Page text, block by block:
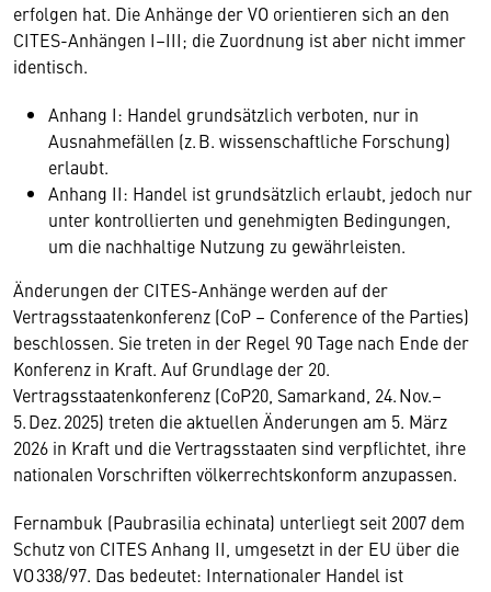
erfolgen hat. Die Anhänge der VO orientieren sich an den
CITES-Anhängen I–III; die Zuordnung ist aber nicht immer
identisch.
Anhang I: Handel grundsätzlich verboten, nur in
Ausnahmefällen (z. B. wissenschaftliche Forschung)
erlaubt.
Anhang II: Handel ist grundsätzlich erlaubt, jedoch nur
unter kontrollierten und genehmigten Bedingungen,
um die nachhaltige Nutzung zu gewährleisten.
Änderungen der CITES-Anhänge werden auf der
Vertragsstaatenkonferenz (CoP – Conference of the Parties)
beschlossen. Sie treten in der Regel 90 Tage nach Ende der
Konferenz in Kraft. Auf Grundlage der 20.
Vertragsstaatenkonferenz (CoP20, Samarkand, 24. Nov.–
5. Dez. 2025) treten die aktuellen Änderungen am 5. März
2026 in Kraft und die Vertragsstaaten sind verpflichtet, ihre
nationalen Vorschriften völkerrechtskonform anzupassen.
Fernambuk (Paubrasilia echinata) unterliegt seit 2007 dem
Schutz von CITES Anhang II, umgesetzt in der EU über die
VO 338/97. Das bedeutet: Internationaler Handel ist